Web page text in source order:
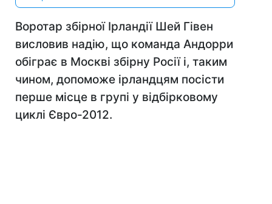
Воротар збірної Ірландії Шей Гівен
висловив надію, що команда Андорри
обіграє в Москві збірну Росії і, таким
чином, допоможе ірландцям посісти
перше місце в групі у відбірковому
циклі Євро-2012.